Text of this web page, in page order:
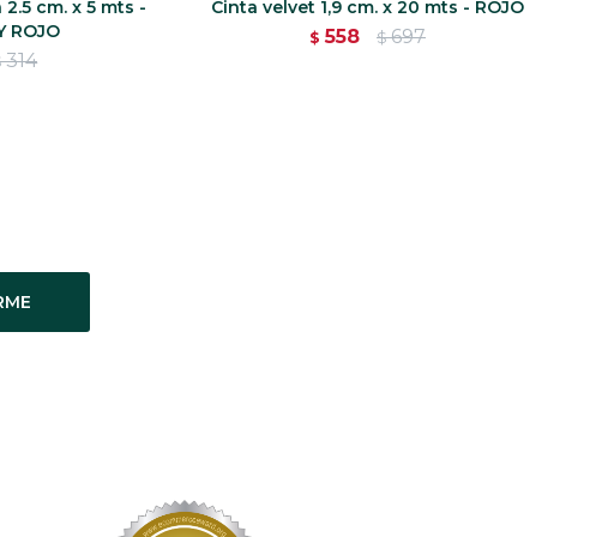
cm. x 5 mts -
ROJO
314
Cinta velvet 1,9 cm. x 20 mts - ROJO
$ 558 $ 697